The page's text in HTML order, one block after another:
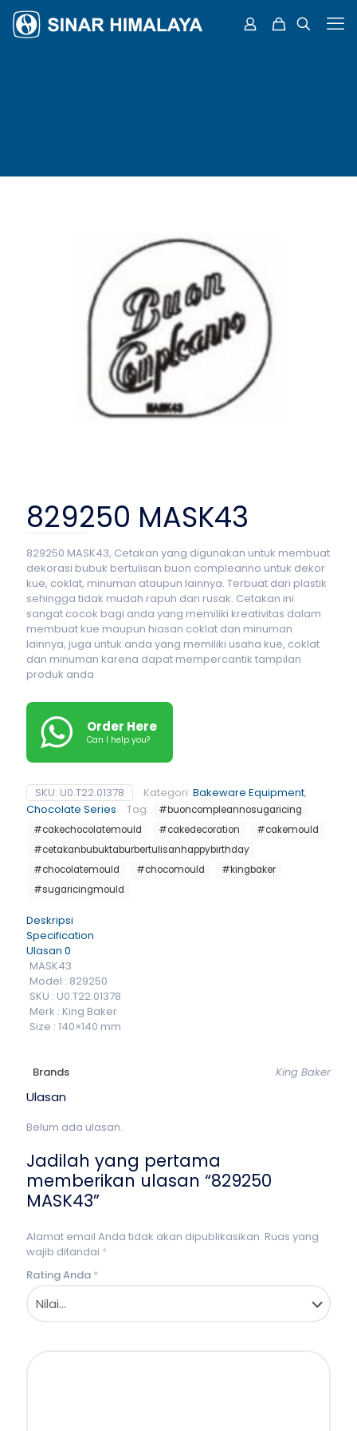
829250 MASK43
829250 MASK43, Cetakan yang digunakan untuk membuat
dekorasi bubuk bertulisan buon compleanno untuk dekor
kue, coklat, minuman ataupun lainnya. Terbuat dari plastik
sehingga tidak mudah rapuh dan rusak. Cetakan ini
sangat cocok bagi anda yang memiliki kreativitas dalam
membuat kue maupun hiasan coklat dan minuman
lainnya, juga untuk anda yang memiliki usaha kue, coklat
dan minuman karena dapat mempercantik tampilan
produk anda
Order Here
Can I help you?
SKU: U0.T22.01378 Kategori: Bakeware Equipment,
Chocolate Series
Tag:
#buoncompleannosugaricing
#cakechocolatemould
#cakedecoration
#cakemould
#cetakanbubuktaburbertulisanhappybirthday
#chocolatemould
#chocomould
#kingbaker
#sugaricingmould
Deskripsi
Specification
Ulasan 0
MASK43
Model : 829250
SKU : U0.T22.01378
Merk : King Baker
Size : 140×140 mm
Brands King Baker
Ulasan
Belum ada ulasan.
Jadilah yang pertama
memberikan ulasan “829250
MASK43”
Alamat email Anda tidak akan dipublikasikan. Ruas yang
wajib ditandai *
Rating Anda *